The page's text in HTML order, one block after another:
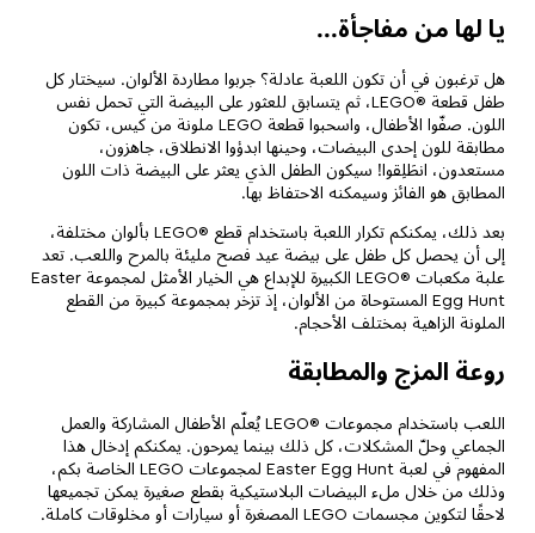
يا لها من مفاجأة...
هل ترغبون في أن تكون اللعبة عادلة؟ جربوا مطاردة الألوان. سيختار كل
طفل قطعة ®LEGO، ثم يتسابق للعثور على البيضة التي تحمل نفس
اللون. صفّوا الأطفال، واسحبوا قطعة LEGO ملونة من كيس، تكون
مطابقة للون إحدى البيضات، وحينها ابدؤوا الانطلاق، جاهزون،
مستعدون، انطَلِقوا! سيكون الطفل الذي يعثر على البيضة ذات اللون
المطابق هو الفائز وسيمكنه الاحتفاظ بها.
بعد ذلك، يمكنكم تكرار اللعبة باستخدام قطع ®LEGO بألوان مختلفة،
إلى أن يحصل كل طفل على بيضة عيد فصح مليئة بالمرح واللعب. تعد
علبة مكعبات ®LEGO الكبيرة للإبداع هي الخيار الأمثل لمجموعة Easter
Egg Hunt المستوحاة من الألوان، إذ تزخر بمجموعة كبيرة من القطع
الملونة الزاهية بمختلف الأحجام.
روعة المزج والمطابقة
اللعب باستخدام مجموعات ®LEGO يُعلّم الأطفال المشاركة والعمل
الجماعي وحلّ المشكلات، كل ذلك بينما يمرحون. يمكنكم إدخال هذا
المفهوم في لعبة Easter Egg Hunt لمجموعات LEGO الخاصة بكم،
وذلك من خلال ملء البيضات البلاستيكية بقطع صغيرة يمكن تجميعها
لاحقًا لتكوين مجسمات LEGO المصغرة أو سيارات أو مخلوقات كاملة.